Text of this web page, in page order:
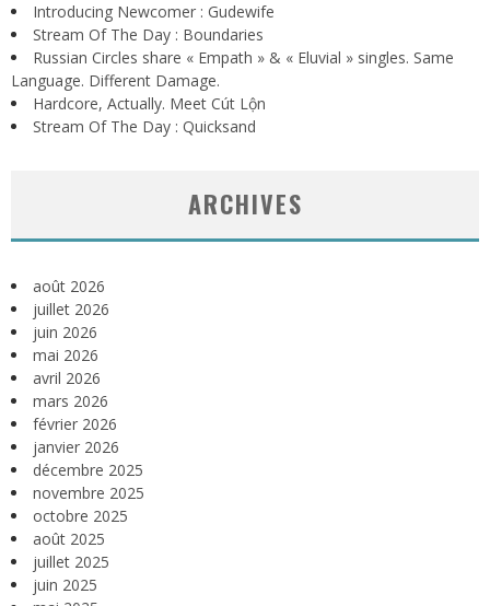
Introducing Newcomer : Gudewife
Stream Of The Day : Boundaries
Russian Circles share « Empath » & « Eluvial » singles. Same
Language. Different Damage.
Hardcore, Actually. Meet Cút Lộn
Stream Of The Day : Quicksand
ARCHIVES
août 2026
juillet 2026
juin 2026
mai 2026
avril 2026
mars 2026
février 2026
janvier 2026
décembre 2025
novembre 2025
octobre 2025
août 2025
juillet 2025
juin 2025